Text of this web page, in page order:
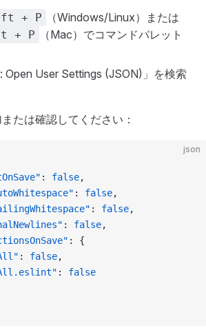
+ P （Windows/Linux）または
+ P
（Mac）でコマンドパレット
Open User Settings (JSON)」を検索
たは確認してください：
json
: false,
: false,
: false,
: false,
: {
: false,
: false